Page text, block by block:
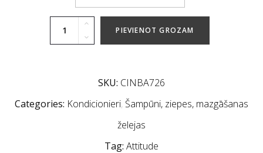
PIEVIENOT GROZAM
SKU: CINBA726
Categories: Kondicionieri, Šampūni, ziepes, mazgāšanas
želejas
Tag: Attitude